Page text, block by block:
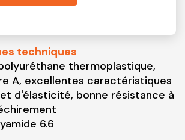
techniques
polyuréthane thermoplastique,
A, excellentes caractéristiques
d'élasticité, bonne résistance à
6.6